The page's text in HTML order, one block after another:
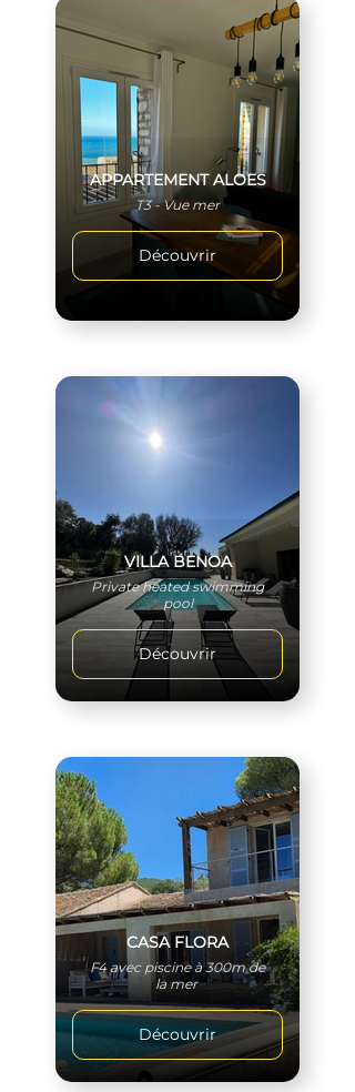
APPARTEMENT ALOES
T3 - Vue mer
Découvrir
VILLA BENOA
Private heated swimming
pool
Découvrir
CASA FLORA
F4 avec piscine à 300m de
la mer
Découvrir